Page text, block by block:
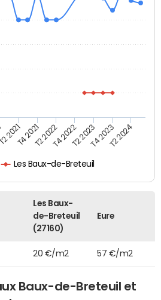
Les Baux-de-Breteuil
2021T4 2021T2 2022T4 2022T2 2023T4 2023T2 2024
Les Baux-
de-Breteuil
(27160)
Eure
20 €/m2 57 €/m2
Baux-de-Breteuil et